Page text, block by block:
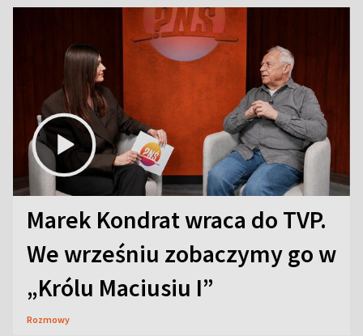
Marek Kondrat wraca do TVP.
We wrześniu zobaczymy go w
„Królu Maciusiu I”
Rozmowy